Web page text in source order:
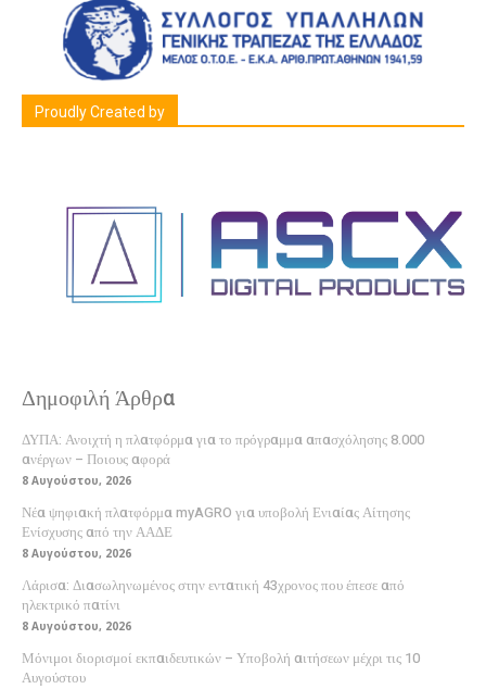
Proudly Created by
Δημοφιλή Άρθρα
ΔΥΠΑ: Ανοιχτή η πλατφόρμα για το πρόγραμμα απασχόλησης 8.000
ανέργων – Ποιους αφορά
8 Αυγούστου, 2026
Νέα ψηφιακή πλατφόρμα myAGRO για υποβολή Ενιαίας Αίτησης
Ενίσχυσης από την ΑΑΔΕ
8 Αυγούστου, 2026
Λάρισα: Διασωληνωμένος στην εντατική 43χρονος που έπεσε από
ηλεκτρικό πατίνι
8 Αυγούστου, 2026
Μόνιμοι διορισμοί εκπαιδευτικών – Υποβολή αιτήσεων μέχρι τις 10
Αυγούστου